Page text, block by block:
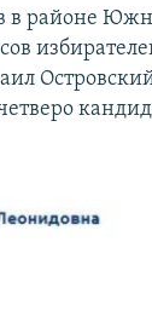
в районе